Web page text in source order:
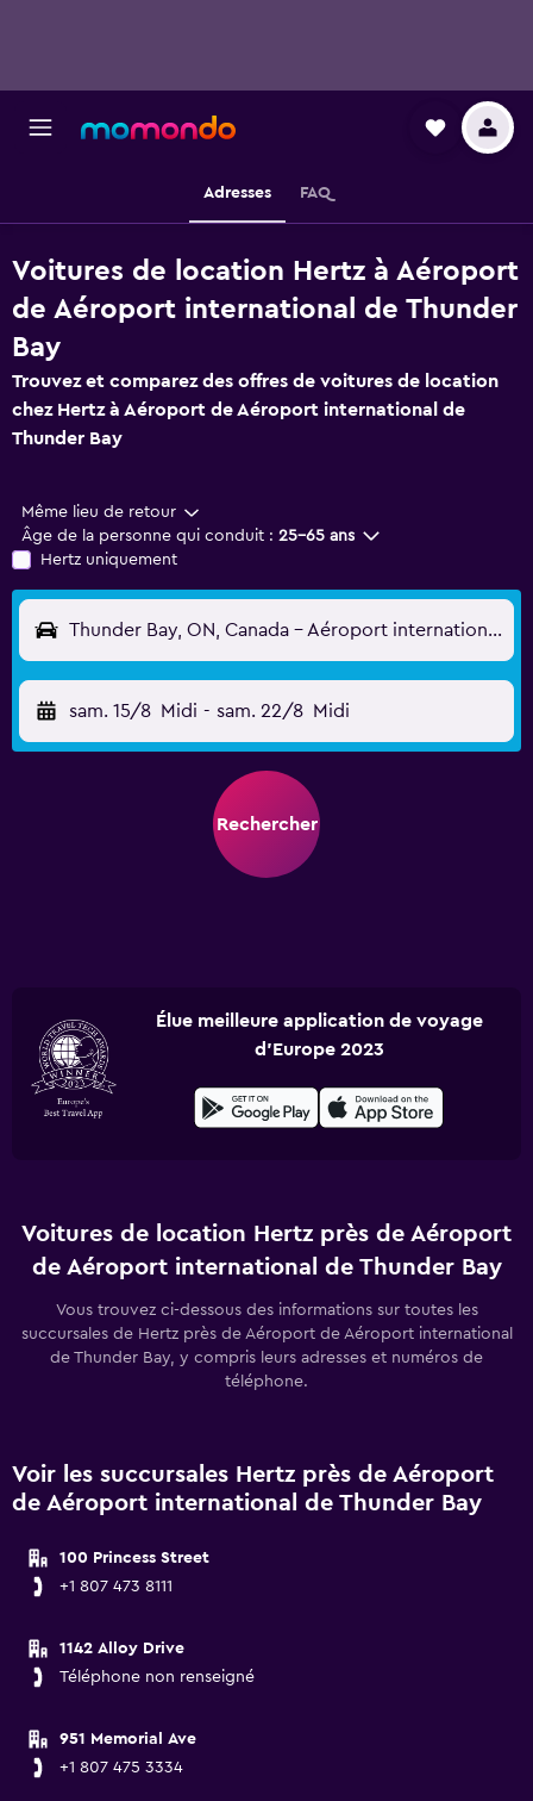
Adresses FAQ
Voitures de location Hertz à Aéroport
de Aéroport international de Thunder
Bay
Trouvez et comparez des offres de voitures de location
chez Hertz à Aéroport de Aéroport international de
Thunder Bay
Même lieu de retour
Âge de la personne qui conduit : 25-65 ans
Hertz uniquement
Thunder Bay, ON, Canada - Aéroport international de Thunder Bay (YQT)
sam. 15/8 Midi - sam. 22/8 Midi
Rechercher
Élue meilleure application de voyage
d'Europe 2023
Voitures de location Hertz près de Aéroport
de Aéroport international de Thunder Bay
Vous trouvez ci-dessous des informations sur toutes les
succursales de Hertz près de Aéroport de Aéroport international
de Thunder Bay, y compris leurs adresses et numéros de
téléphone.
Voir les succursales Hertz près de Aéroport
de Aéroport international de Thunder Bay
100 Princess Street
+1 807 473 8111
1142 Alloy Drive
Téléphone non renseigné
951 Memorial Ave
+1 807 475 3334